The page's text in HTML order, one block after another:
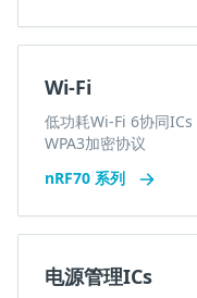
Wi-Fi
低功耗Wi-Fi 6协同
WPA3加密协议
nRF70 系列
电源管理ICs